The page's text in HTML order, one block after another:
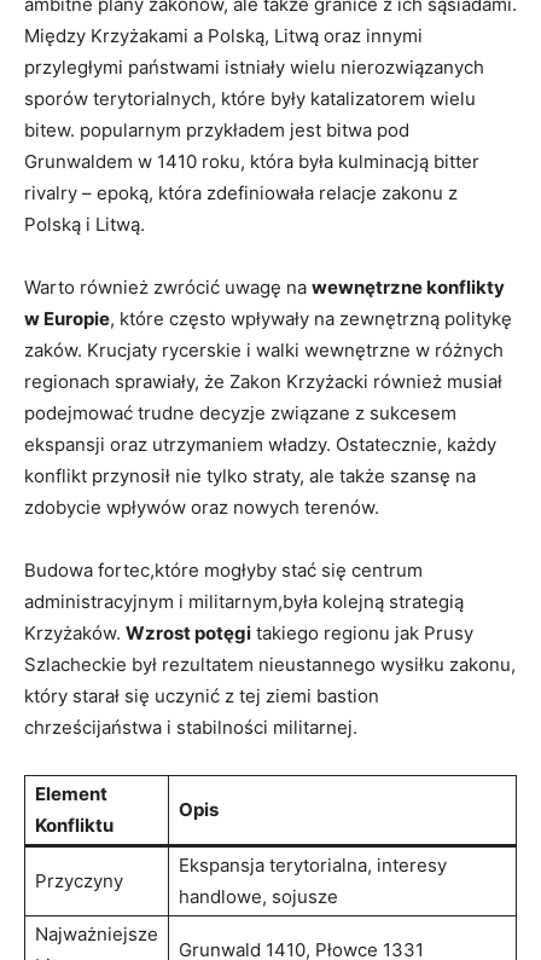
Między Krzyżakami a Polską, Litwą oraz innymi
przyległymi państwami istniały wielu nierozwiązanych
sporów terytorialnych, które były katalizatorem wielu
bitew. popularnym przykładem jest bitwa pod
Grunwaldem w 1410 roku, która była kulminacją bitter
rivalry – epoką, która zdefiniowała relacje zakonu z
Polską i Litwą.
Warto również zwrócić uwagę na wewnętrzne konflikty
w Europie, które często wpływały na zewnętrzną politykę
zaków. Krucjaty rycerskie i walki wewnętrzne w różnych
regionach sprawiały, że Zakon Krzyżacki również musiał
podejmować trudne decyzje związane z sukcesem
ekspansji oraz utrzymaniem władzy. Ostatecznie, każdy
konflikt przynosił nie tylko straty, ale także szansę na
zdobycie wpływów oraz nowych terenów.
Budowa fortec,które mogłyby stać się centrum
administracyjnym i militarnym,była kolejną strategią
Krzyżaków. Wzrost potęgi takiego regionu jak Prusy
Szlacheckie był rezultatem nieustannego wysiłku zakonu,
który starał się uczynić z tej ziemi bastion
chrześcijaństwa i stabilności militarnej.
Element
Konfliktu
Opis
Przyczyny
Ekspansja terytorialna, interesy
handlowe, sojusze
Najważniejsze
Grunwald 1410, Płowce 1331